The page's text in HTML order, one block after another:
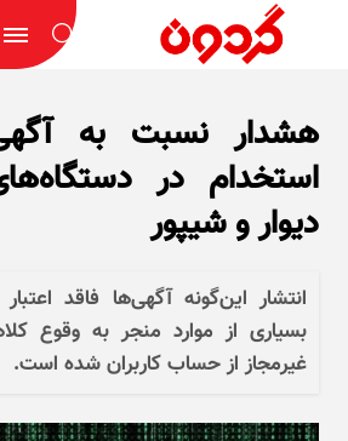
هشدار نسبت به
استخدام در
دیوار و شیپور
انتشار این‌گونه آگهی‌ها فاقد
بسیاری از موارد منجر به وقوع
غیرمجاز از حساب کاربران شده است.